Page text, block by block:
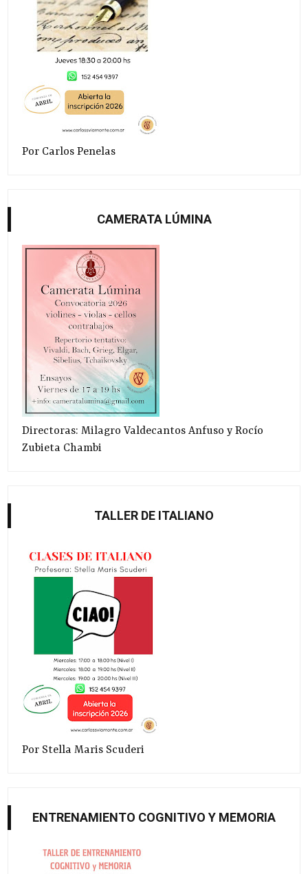
Por Carlos Penelas
CAMERATA LÚMINA
Directoras: Milagro Valdecantos Anfuso y Rocío
Zubieta Chambi
TALLER DE ITALIANO
Por Stella Maris Scuderi
ENTRENAMIENTO COGNITIVO Y MEMORIA